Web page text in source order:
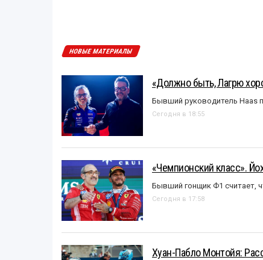
НОВЫЕ МАТЕРИАЛЫ
«Должно быть, Лагрю
Бывший руководитель Haas
Сегодня в 18:55
«Чемпионский класс».
Бывший гонщик Ф1 считает,
Сегодня в 17:58
Хуан-Пабло Монтойя: